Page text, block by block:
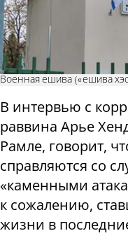
Военная ешива («ешива
В интервью с
раввина Арье
Рамле, говорит,
справляются со
«каменными
к сожалению,
жизни в